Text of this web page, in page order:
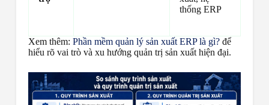
thống ERP
Xem thêm: Phần mềm quản lý sản xuất ERP là gì?để
hiểu rõ vai trò và xu hướng quản trị sản xuất hiện đại.